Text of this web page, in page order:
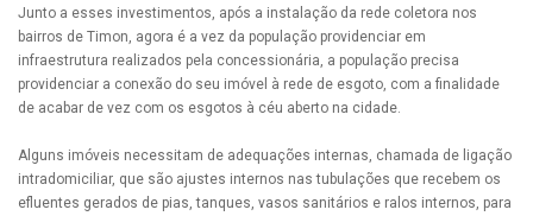
Junto a esses investimentos, após a instalação da rede coletora nos
bairros de Timon, agora é a vez da população providenciar em
infraestrutura realizados pela concessionária, a população precisa
providenciar a conexão do seu imóvel à rede de esgoto, com a finalidade
de acabar de vez com os esgotos à céu aberto na cidade.
Alguns imóveis necessitam de adequações internas, chamada de ligação
intradomiciliar, que são ajustes internos nas tubulações que recebem os
efluentes gerados de pias, tanques, vasos sanitários e ralos internos, para